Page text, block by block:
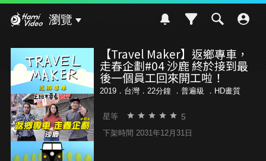
瀏覽
【Travel Maker】返鄉專車，
走春企劃#04 沙鹿 終於接到最
後一個員工回來開工啦！
2019．台灣．22分鐘 ． 普遍級 ．HD畫質
星等 5
下架時間 2031年12月31日